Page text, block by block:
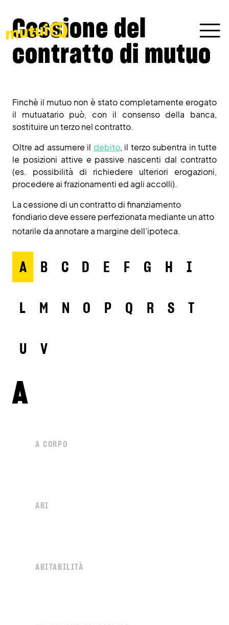
Cessione del
contratto di mutuo
Finchè il mutuo non è stato completamente erogato
il mutuatario può, con il consenso della banca,
sostituire un terzo nel contratto.
Oltre ad assumere il debito, il terzo subentra in tutte
le posizioni attive e passive nascenti dal contratto
(es. possibilità di richiedere ulteriori erogazioni,
procedere ai frazionamenti ed agli accolli).
La cessione di un contratto di finanziamento
fondiario deve essere perfezionata mediante un atto
notarile da annotare a margine dell’ipoteca.
A B C D E F G H I
L M N O P Q R S T
U V
A
A CORPO
ABI
ABITABILITÀ